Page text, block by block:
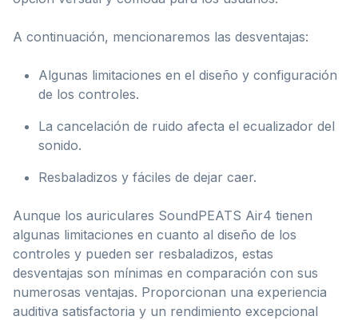
A continuación, mencionaremos las desventajas:
Algunas limitaciones en el diseño y configuración
de los controles.
La cancelación de ruido afecta el ecualizador del
sonido.
Resbaladizos y fáciles de dejar caer.
Aunque los auriculares SoundPEATS Air4 tienen
algunas limitaciones en cuanto al diseño de los
controles y pueden ser resbaladizos, estas
desventajas son mínimas en comparación con sus
numerosas ventajas. Proporcionan una experiencia
auditiva satisfactoria y un rendimiento excepcional